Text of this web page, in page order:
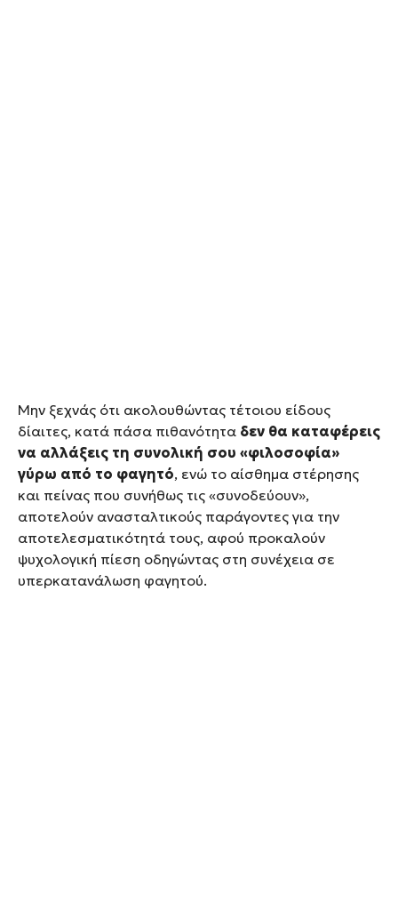
Μην ξεχνάς ότι ακολουθώντας τέτοιου είδους
δίαιτες, κατά πάσα πιθανότητα δεν θα καταφέρεις
να αλλάξεις τη συνολική σου «φιλοσοφία»
γύρω από το φαγητό, ενώ το αίσθημα στέρησης
και πείνας που συνήθως τις «συνοδεύουν»,
αποτελούν ανασταλτικούς παράγοντες για την
αποτελεσματικότητά τους, αφού προκαλούν
ψυχολογική πίεση οδηγώντας στη συνέχεια σε
υπερκατανάλωση φαγητού.